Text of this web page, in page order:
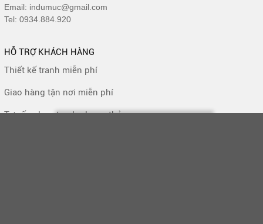
Email: indumuc@gmail.com
Tel: 0934.884.920
HỖ TRỢ KHÁCH HÀNG
Thiết kế tranh miễn phí
Giao hàng tận nơi miễn phí
Tư vấn chọn tranh phong thủy